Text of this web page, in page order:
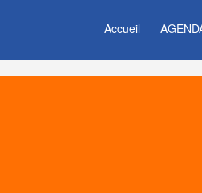
Accueil